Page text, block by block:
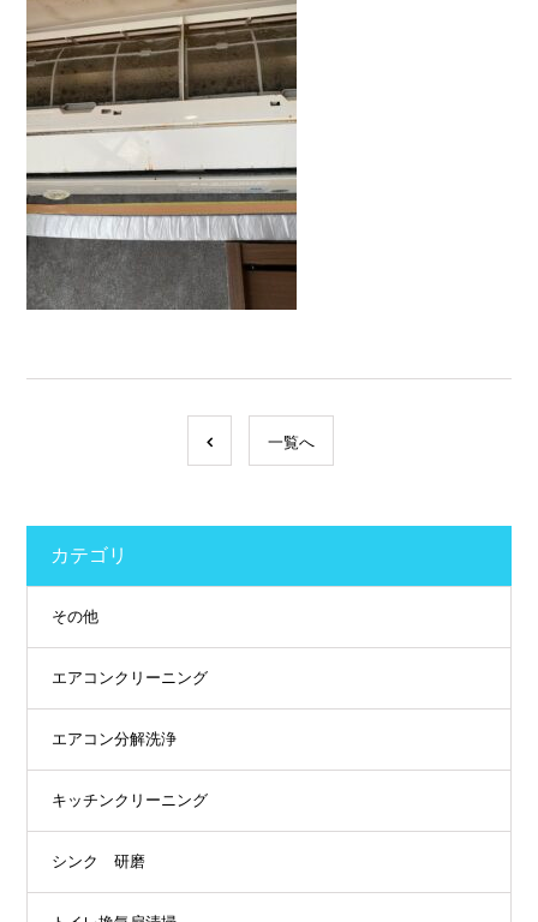
一覧へ
カテゴリ
その他
エアコンクリーニング
エアコン分解洗浄
キッチンクリーニング
シンク 研磨